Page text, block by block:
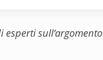
esperti